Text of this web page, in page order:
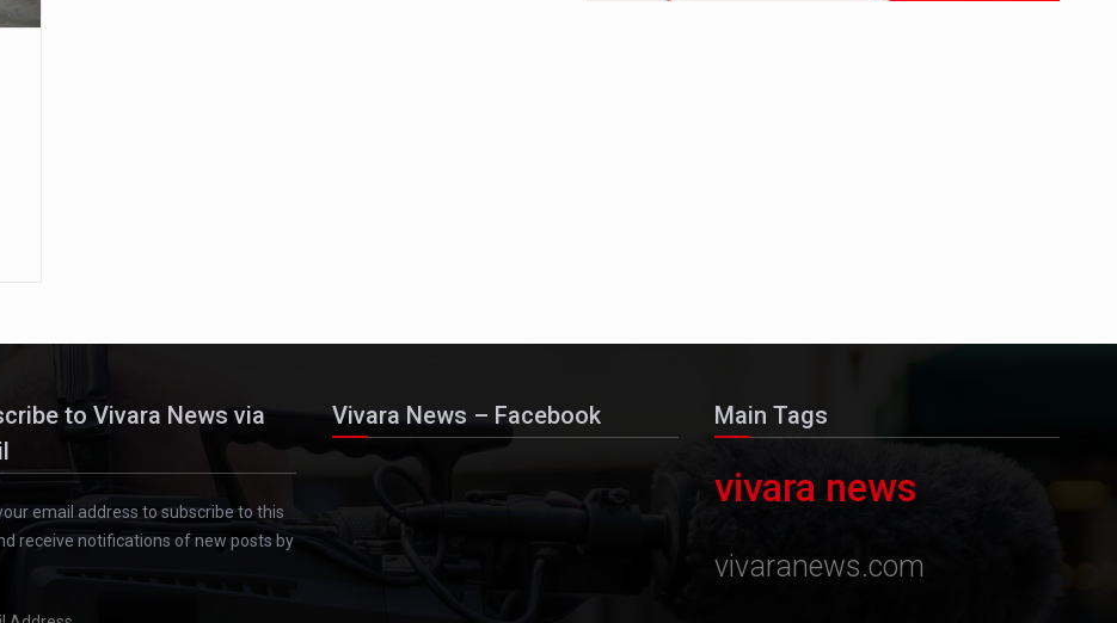
to Vivara News via
email address to subscribe to this
receive notifications of new posts by
Vivara News – Facebook Main Tags
vivara news
vivaranews.com